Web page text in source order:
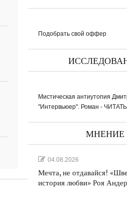
Подобрать свой оффер
Мистическая антиутопия
"Интервьюер". Роман -
МНЕНИЕ
04.08.2026
Мечта, не отдавайся!
история любви» Роя